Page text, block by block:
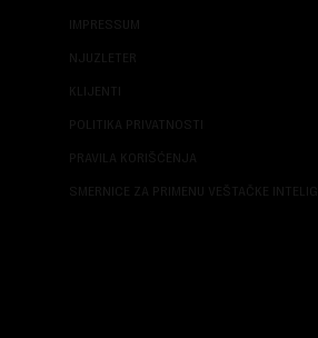
IMPRESSUM
NJUZLETER
KLIJENTI
POLITIKA PRIVATNOSTI
PRAVILA KORIŠĆENJA
SMERNICE ZA PRIMENU VEŠTAČKE